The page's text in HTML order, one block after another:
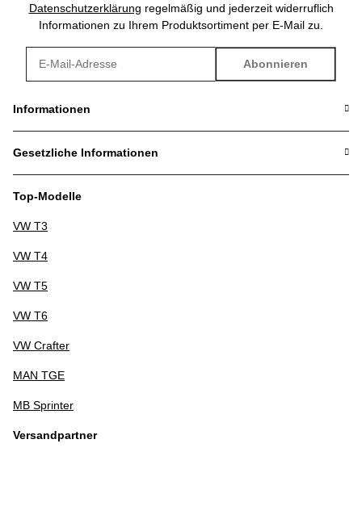
Datenschutzerklärung regelmäßig und jederzeit widerruflich
Informationen zu Ihrem Produktsortiment per E-Mail zu.
Abonnieren
Informationen
Gesetzliche Informationen
Top-Modelle
VW T3
VW T4
VW T5
VW T6
VW Crafter
MAN TGE
MB Sprinter
Versandpartner